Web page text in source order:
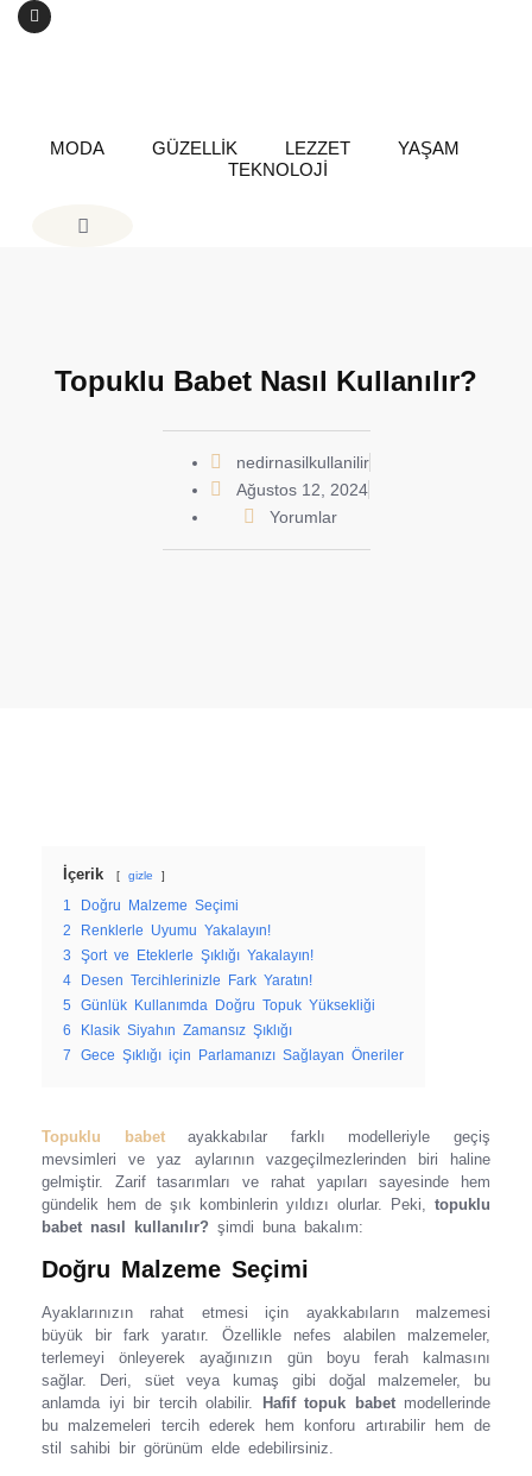
MODA GÜZELLİK LEZZET
YAŞAM
TEKNOLOJİ
Topuklu Babet Nasıl Kullanılır?
nedirnasilkullanilir
Ağustos 12, 2024
Yorumlar
İçerik gizle
1
Doğru Malzeme Seçimi
2
Renklerle Uyumu Yakalayın!
3
Şort ve Eteklerle Şıklığı Yakalayın!
4
Desen Tercihlerinizle Fark Yaratın!
5
Günlük Kullanımda Doğru Topuk Yüksekliği
6
Klasik Siyahın Zamansız Şıklığı
7
Gece Şıklığı için Parlamanızı Sağlayan Öneriler
Topuklu babetayakkabılar farklı modelleriyle geçiş
mevsimleri ve yaz aylarının vazgeçilmezlerinden biri haline
gelmiştir. Zarif tasarımları ve rahat yapıları sayesinde hem
gündelik hem de şık kombinlerin yıldızı olurlar. Peki, topuklu
babet nasıl kullanılır? şimdi buna bakalım:
Doğru Malzeme Seçimi
Ayaklarınızın rahat etmesi için ayakkabıların malzemesi
büyük bir fark yaratır. Özellikle nefes alabilen malzemeler,
terlemeyi önleyerek ayağınızın gün boyu ferah kalmasını
sağlar. Deri, süet veya kumaş gibi doğal malzemeler, bu
anlamda iyi bir tercih olabilir.
Hafif topuk babetmodellerinde
bu malzemeleri tercih ederek hem konforu artırabilir hem de
stil sahibi bir görünüm elde edebilirsiniz.